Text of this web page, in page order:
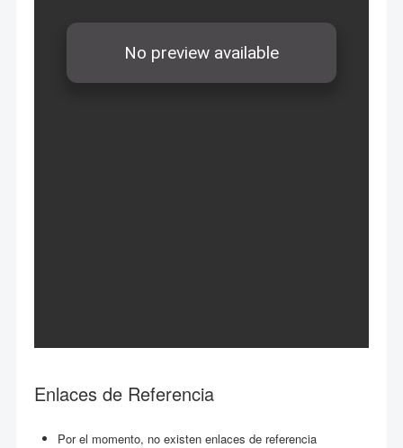
Enlaces de Referencia
Por el momento, no existen enlaces de referencia